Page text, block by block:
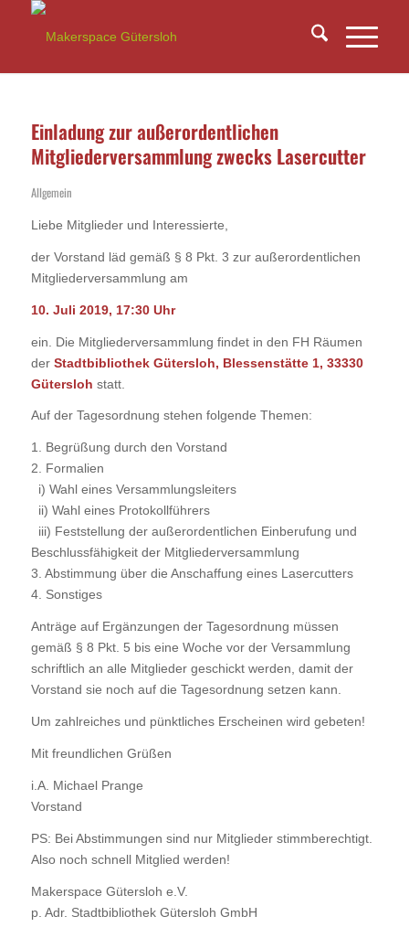
Einladung zur außerordentlichen
Mitgliederversammlung zwecks Lasercutter
Allgemein
Liebe Mitglieder und Interessierte,
der Vorstand läd gemäß § 8 Pkt. 3 zur außerordentlichen
Mitgliederversammlung am
10. Juli 2019, 17:30 Uhr
ein. Die Mitgliederversammlung findet in den FH Räumen
der Stadtbibliothek Gütersloh, Blessenstätte 1, 33330
Gütersloh statt.
Auf der Tagesordnung stehen folgende Themen:
1. Begrüßung durch den Vorstand
2. Formalien
i) Wahl eines Versammlungsleiters
ii) Wahl eines Protokollführers
iii) Feststellung der außerordentlichen Einberufung und
Beschlussfähigkeit der Mitgliederversammlung
3. Abstimmung über die Anschaffung eines Lasercutters
4. Sonstiges
Anträge auf Ergänzungen der Tagesordnung müssen
gemäß § 8 Pkt. 5 bis eine Woche vor der Versammlung
schriftlich an alle Mitglieder geschickt werden, damit der
Vorstand sie noch auf die Tagesordnung setzen kann.
Um zahlreiches und pünktliches Erscheinen wird gebeten!
Mit freundlichen Grüßen
i.A. Michael Prange
Vorstand
PS: Bei Abstimmungen sind nur Mitglieder stimmberechtigt.
Also noch schnell Mitglied werden!
Makerspace Gütersloh e.V.
p. Adr. Stadtbibliothek Gütersloh GmbH